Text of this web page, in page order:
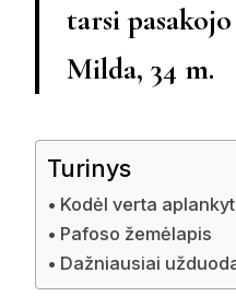
tarsi
Milda, 34 m.
Turinys
Kodėl verta
Pafoso žemėlapis
Dažniausiai